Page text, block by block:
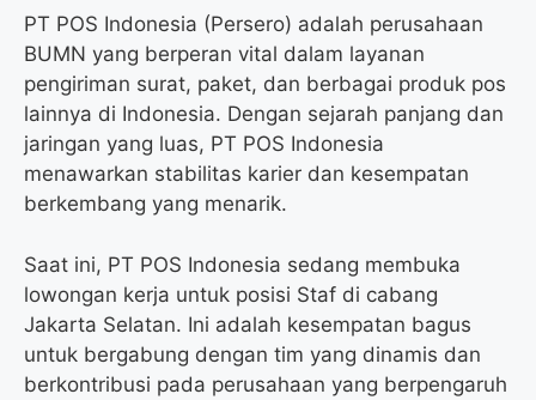
PT POS Indonesia (Persero) adalah perusahaan
BUMN yang berperan vital dalam layanan
pengiriman surat, paket, dan berbagai produk pos
lainnya di Indonesia. Dengan sejarah panjang dan
jaringan yang luas, PT POS Indonesia
menawarkan stabilitas karier dan kesempatan
berkembang yang menarik.
Saat ini, PT POS Indonesia sedang membuka
lowongan kerja untuk posisi Staf di cabang
Jakarta Selatan. Ini adalah kesempatan bagus
untuk bergabung dengan tim yang dinamis dan
berkontribusi pada perusahaan yang berpengaruh